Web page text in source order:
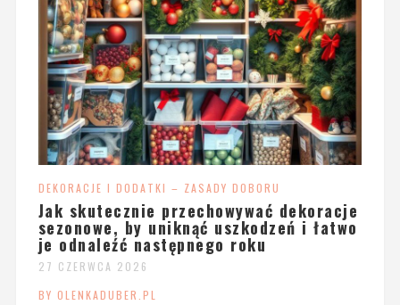
DEKORACJE I DODATKI – ZASADY DOBORU
Jak skutecznie przechowywać dekoracje
sezonowe, by uniknąć uszkodzeń i łatwo
je odnaleźć następnego roku
27 CZERWCA 2026
BY OLENKADUBER.PL